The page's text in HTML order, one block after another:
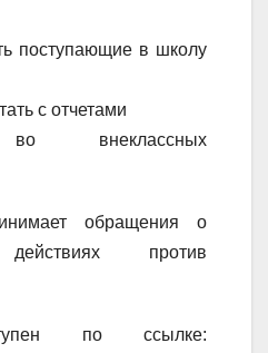
поступающие в школу
с отчетами
во внеклассных
обращения о
против
по ссылке: